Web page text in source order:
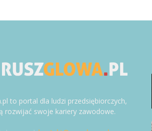
to portal dla ludzi przedsiębiorczych,
rozwijać swoje kariery zawodowe.